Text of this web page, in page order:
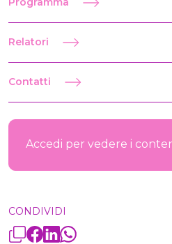
Relatori
Contatti
Accedi per vedere i
CONDIVIDI